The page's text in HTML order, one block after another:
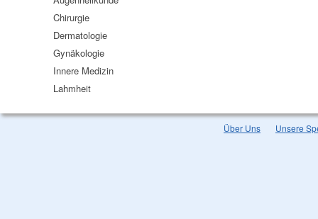
Chirurgie
Dermatologie
Gynäkologie
Innere Medizin
Lahmheit
Über Uns Unsere